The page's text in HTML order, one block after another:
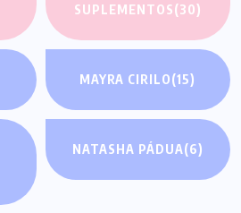
SUPLEMENTOS(30)
MAYRA CIRILO(15)
NATASHA PÁDUA(6)